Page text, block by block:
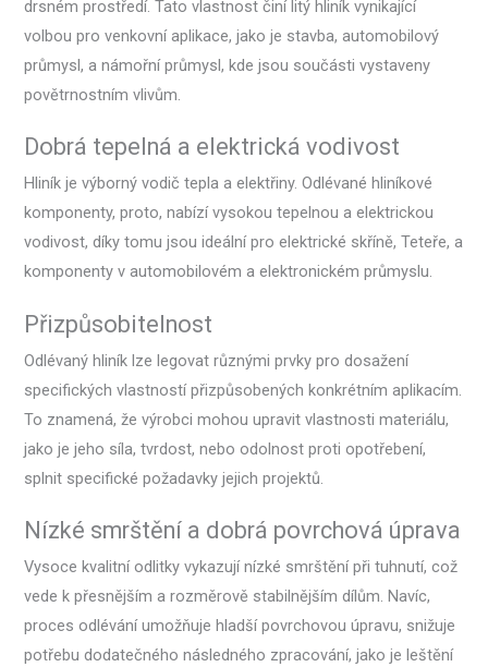
drsném prostředí. Tato vlastnost činí litý hliník vynikající
volbou pro venkovní aplikace, jako je stavba, automobilový
průmysl, a námořní průmysl, kde jsou součásti vystaveny
povětrnostním vlivům.
Dobrá tepelná a elektrická vodivost
Hliník je výborný vodič tepla a elektřiny. Odlévané hliníkové
komponenty, proto, nabízí vysokou tepelnou a elektrickou
vodivost, díky tomu jsou ideální pro elektrické skříně, Teteře, a
komponenty v automobilovém a elektronickém průmyslu.
Přizpůsobitelnost
Odlévaný hliník lze legovat různými prvky pro dosažení
specifických vlastností přizpůsobených konkrétním aplikacím.
To znamená, že výrobci mohou upravit vlastnosti materiálu,
jako je jeho síla, tvrdost, nebo odolnost proti opotřebení,
splnit specifické požadavky jejich projektů.
Nízké smrštění a dobrá povrchová úprava
Vysoce kvalitní odlitky vykazují nízké smrštění při tuhnutí, což
vede k přesnějším a rozměrově stabilnějším dílům. Navíc,
proces odlévání umožňuje hladší povrchovou úpravu, snižuje
potřebu dodatečného následného zpracování, jako je leštění